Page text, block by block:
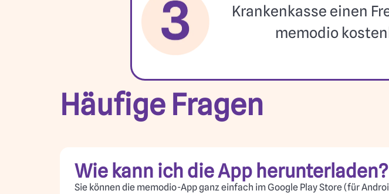
Krankenkasse einen
memodio
Häufige Fragen
Wie kann ich die App herunterladen?
Sie können die memodio-App ganz einfach im Google Play Store (für